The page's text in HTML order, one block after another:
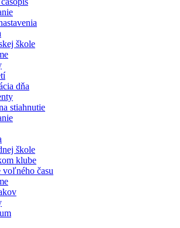
škole
dňa
stiahnutie
škole
klube
voľného času